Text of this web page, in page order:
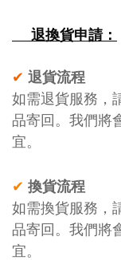
退換貨申請：
✔ 退貨流程
如需退貨服務，
品寄回。我們將
宜。
✔ 換貨流程
如需換貨服務，
品寄回。 我們將
宜。